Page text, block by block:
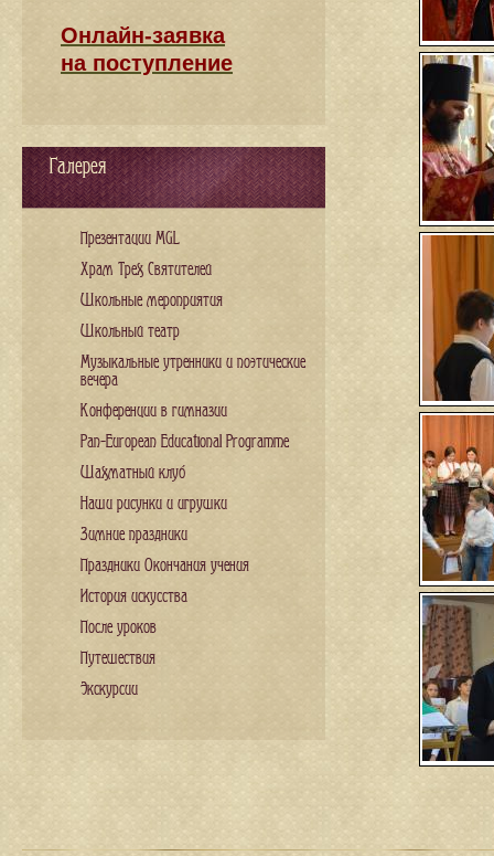
Онлайн-заявка
на поступление
Галерея
Презентации MGL
Храм Трех Святителей
Школьные мероприятия
Школьный театр
Музыкальные утренники и поэтические
вечера
Конференции в гимназии
Pan-European Educational Programme
Шахматный клуб
Наши рисунки и игрушки
Зимние праздники
Праздники Окончания учения
История искусства
После уроков
Путешествия
Экскурсии